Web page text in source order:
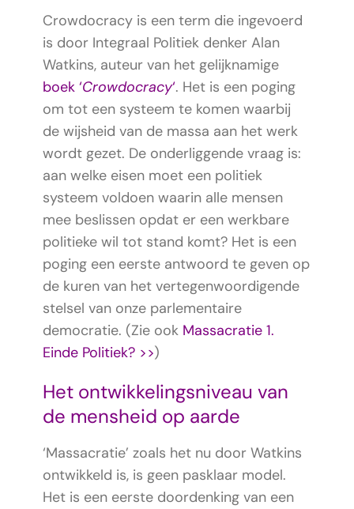
Crowdocracy is een term die ingevoerd
is door Integraal Politiek denker Alan
Watkins, auteur van het gelijknamige
boek ‘Crowdocracy‘. Het is een poging
om tot een systeem te komen waarbij
de wijsheid van de massa aan het werk
wordt gezet. De onderliggende vraag is:
aan welke eisen moet een politiek
systeem voldoen waarin alle mensen
mee beslissen opdat er een werkbare
politieke wil tot stand komt? Het is een
poging een eerste antwoord te geven op
de kuren van het vertegenwoordigende
stelsel van onze parlementaire
democratie. (Zie ook Massacratie 1.
Einde Politiek? >>)
Het ontwikkelingsniveau van
de mensheid op aarde
‘Massacratie’ zoals het nu door Watkins
ontwikkeld is, is geen pasklaar model.
Het is een eerste doordenking van een